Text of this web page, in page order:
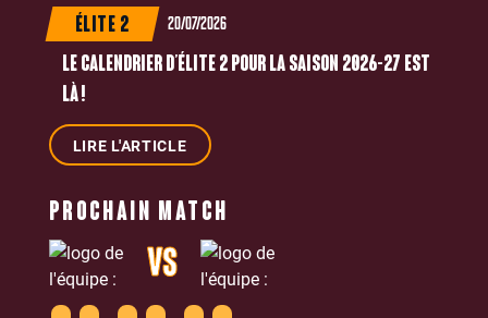
ÉLITE 2 20/07/2026
LE CALENDRIER D’ÉLITE 2 POUR LA SAISON 2026-27 EST
LÀ !
LIRE L'ARTICLE
PROCHAIN MATCH
VS